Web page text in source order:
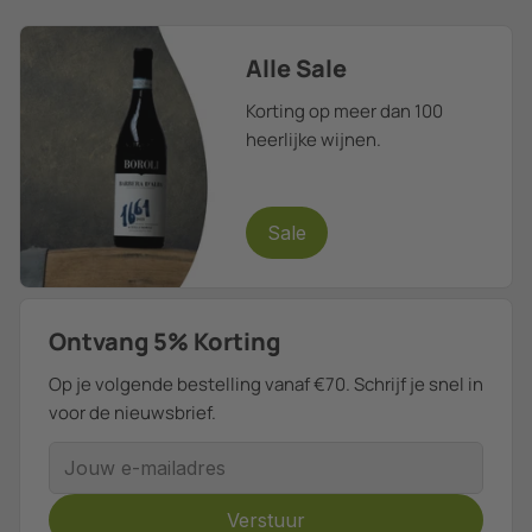
Alle Sale
Korting op meer dan 100
heerlijke wijnen.
Sale
Ontvang 5% Korting
Op je volgende bestelling vanaf €70. Schrijf je snel in
voor de nieuwsbrief.
Verstuur